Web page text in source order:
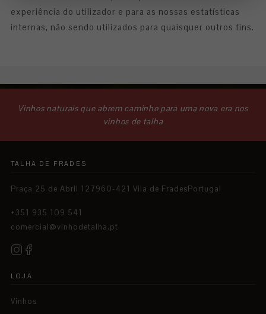
experiência do utilizador e para as nossas estatísticas
internas, não sendo utilizados para quaisquer outros fins.
Vinhos naturais que abrem caminho para uma nova era nos
vinhos de talha
TALHA DE FRADES
Praça 25 de Abril 127960-421 Vila de FradesPortugal
+351 935 109 541
comercial@vinhodetalha.pt
LOJA
Vinhos